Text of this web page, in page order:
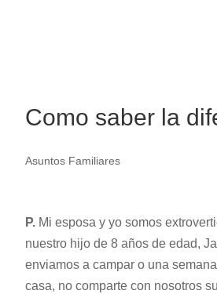
Como saber la
Asuntos Familiares
P. Mi esposa y yo somos
nuestro hijo de 8 años de edad,
enviamos a campar o una
casa, no comparte con nosotros